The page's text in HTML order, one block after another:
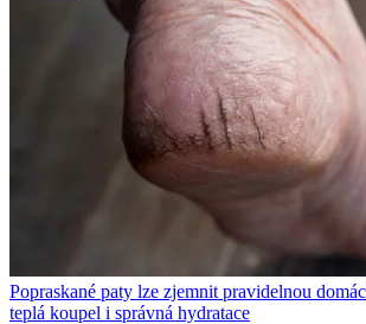
Popraskané paty lze zjemnit pravidelnou
teplá koupel i správná hydratace